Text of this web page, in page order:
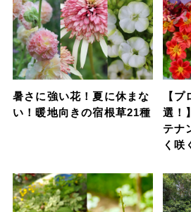
暑さに強い花！夏に休まな
い！暖地向きの宿根草21種
【
選！
テナ
く咲